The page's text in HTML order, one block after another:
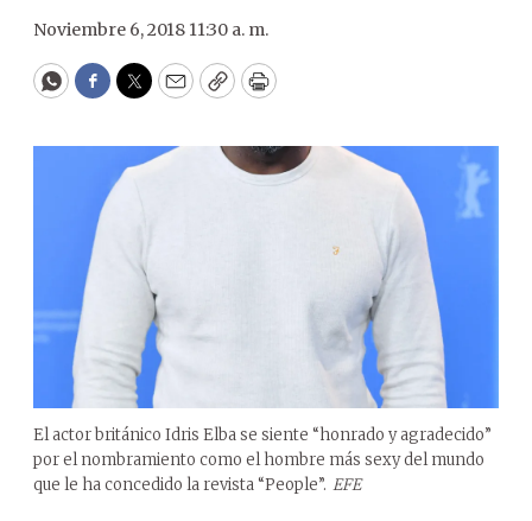
Noviembre 6, 2018 11:30 a. m.
WhatsApp
Facebook
Twitter
EmailCopyPrint
El actor británico Idris Elba se siente “honrado y agradecido”
por el nombramiento como el hombre más sexy del mundo
que le ha concedido la revista “People”. EFE